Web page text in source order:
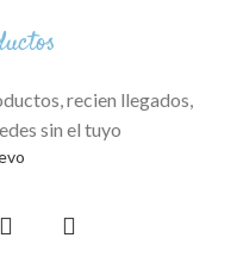
recien llegados,
sin el tuyo